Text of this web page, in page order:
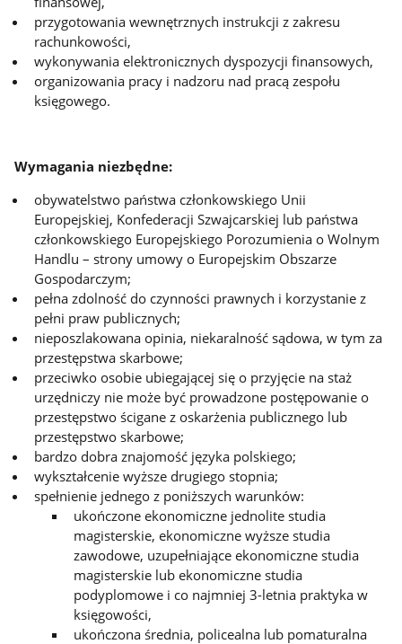
przygotowania wewnętrznych instrukcji z zakresu
rachunkowości,
wykonywania elektronicznych dyspozycji finansowych,
organizowania pracy i nadzoru nad pracą zespołu
księgowego.
Wymagania niezbędne:
obywatelstwo państwa członkowskiego Unii
Europejskiej, Konfederacji Szwajcarskiej lub państwa
członkowskiego Europejskiego Porozumienia o Wolnym
Handlu – strony umowy o Europejskim Obszarze
Gospodarczym;
pełna zdolność do czynności prawnych i korzystanie z
pełni praw publicznych;
nieposzlakowana opinia, niekaralność sądowa, w tym za
przestępstwa skarbowe;
przeciwko osobie ubiegającej się o przyjęcie na staż
urzędniczy nie może być prowadzone postępowanie o
przestępstwo ścigane z oskarżenia publicznego lub
przestępstwo skarbowe;
bardzo dobra znajomość języka polskiego;
wykształcenie wyższe drugiego stopnia;
spełnienie jednego z poniższych warunków:
ukończone ekonomiczne jednolite studia
magisterskie, ekonomiczne wyższe studia
zawodowe, uzupełniające ekonomiczne studia
magisterskie lub ekonomiczne studia
podyplomowe i co najmniej 3-letnia praktyka w
księgowości,
ukończona średnia, policealna lub pomaturalna